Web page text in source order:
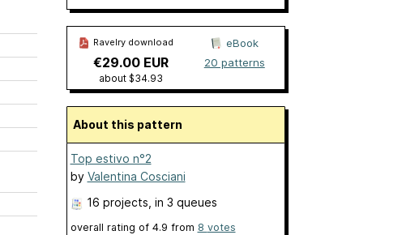
Ravelry download
€29.00 EUR
about $34.93
eBook
20 patterns
About this pattern
Top estivo n°2
by Valentina Cosciani
16 projects , in 3 queues
overall rating of 4.9 from 8 votes